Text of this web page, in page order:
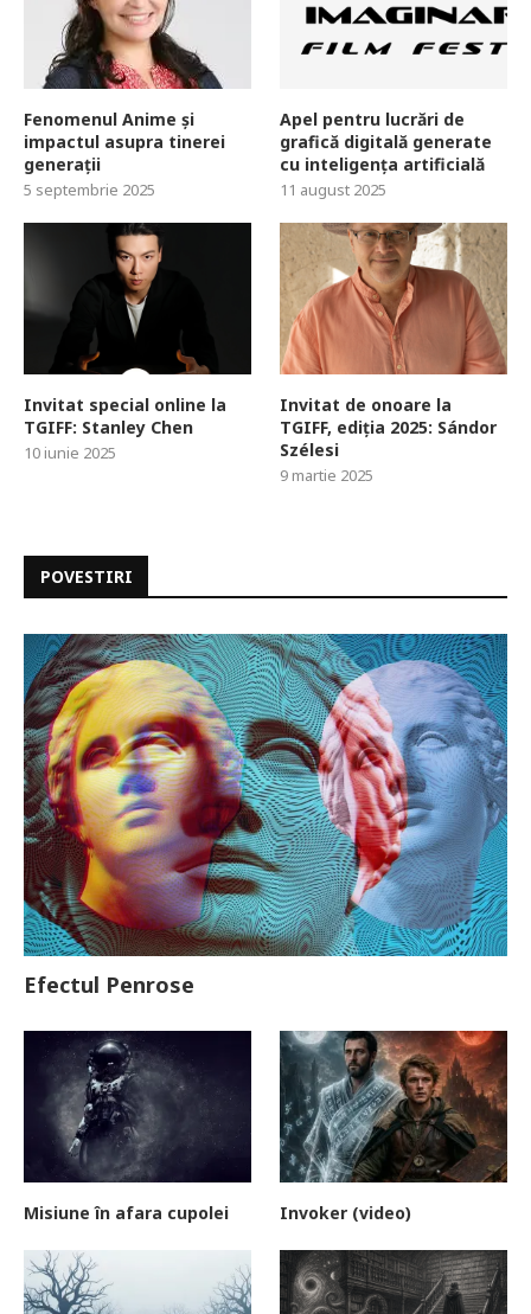
Fenomenul Anime și
impactul asupra tinerei
generații
5 septembrie 2025
Apel pentru lucrări de
grafică digitală generate
cu inteligența artificială
11 august 2025
Invitat special online la
TGIFF: Stanley Chen
10 iunie 2025
Invitat de onoare la
TGIFF, ediția 2025: Sándor
Szélesi
9 martie 2025
POVESTIRI
Efectul Penrose
Misiune în afara cupolei Invoker (video)